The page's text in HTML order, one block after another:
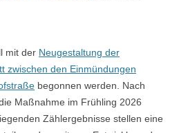
mit der Neugestaltung der
zwischen den Einmündungen
begonnen werden. Nach
Maßnahme im Frühling 2026
Zählergebnisse stellen eine